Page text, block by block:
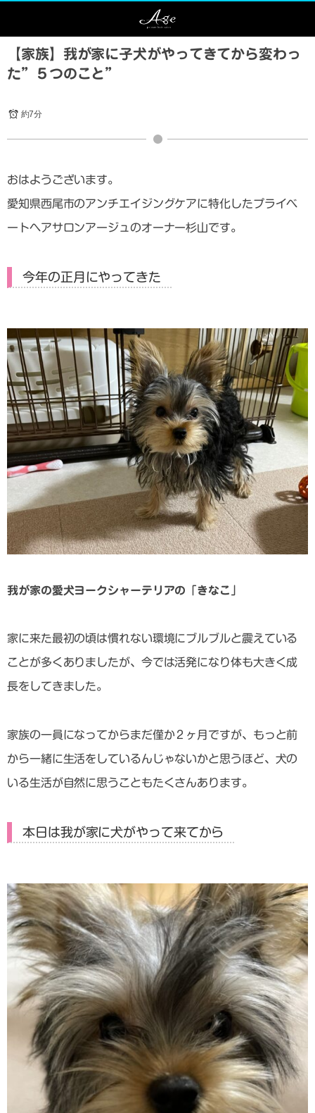
【家族】我が家に子犬がやってきてから変わっ
た”５つのこと”
約7分
おはようございます。
愛知県西尾市のアンチエイジングケアに特化したプライベ
ートヘアサロンアージュのオーナー杉山です。
今年の正月にやってきた
我が家の愛犬ヨークシャーテリアの「きなこ」
家に来た最初の頃は慣れない環境にブルブルと震えている
ことが多くありましたが、今では活発になり体も大きく成
長をしてきました。
家族の一員になってからまだ僅か２ヶ月ですが、もっと前
から一緒に生活をしているんじゃないかと思うほど、犬の
いる生活が自然に思うこともたくさんあります。
本日は我が家に犬がやって来てから